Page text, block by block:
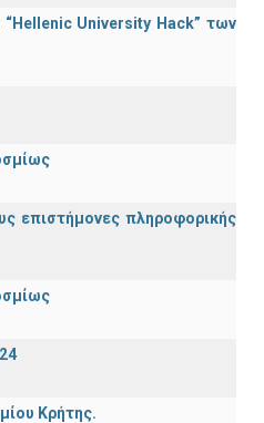
University Hack” των
επιστήμονες πληροφορικής
Κρήτης.